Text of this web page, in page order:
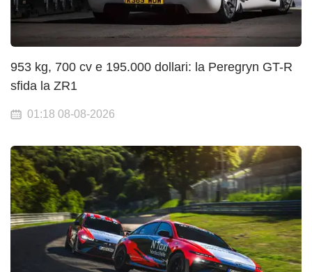
953 kg, 700 cv e 195.000 dollari: la Peregryn GT-R
sfida la ZR1
01:18 08-08-2026